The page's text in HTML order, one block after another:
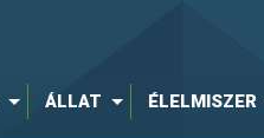
ÁLLAT ÉLELMISZER